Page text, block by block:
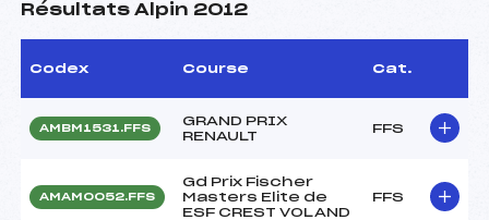
Résultats Alpin 2012
Codex Course Cat.
AMBM1531.FFS
GRAND PRIX
RENAULT
FFS
AMAM0052.FFS
Gd Prix Fischer
Masters Elite de
ESF CREST VOLAND
FFS